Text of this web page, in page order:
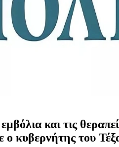
και τις
ο κυβερνήτης του